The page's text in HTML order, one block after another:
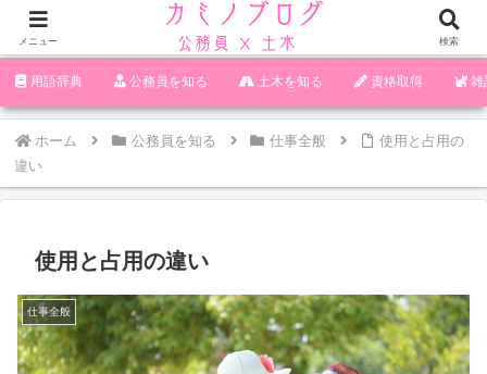
‪︎‬‪︎︎︎︎︎用語辞典 ‪︎‬‪︎︎︎︎︎公務員を知る 土木を知る 資格取得 雑
ホーム 公務員を知る 仕事全般
使用と占用の
違い
使用と占用の違い
仕事全般
メニュー 検索